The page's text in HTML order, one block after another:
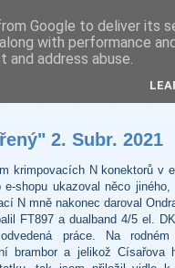
- Pardubice
2. Subr. 2021
krimpovacích N konektorů v
shopu ukazoval něco
N mně nakonec daroval
FT897 a dualband 4/5 el.
práce. Na
brambor a jelikož Císařova
Google to deliver its
with performance
address abuse.